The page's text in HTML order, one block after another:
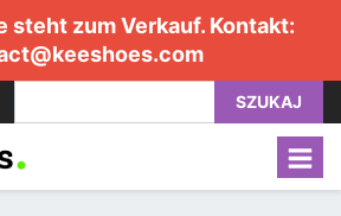
steht zum Verkauf. Kontakt:
SZUKAJ